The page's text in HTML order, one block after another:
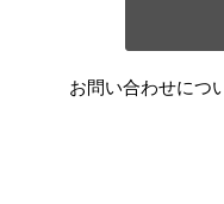
お問い合わせにつ